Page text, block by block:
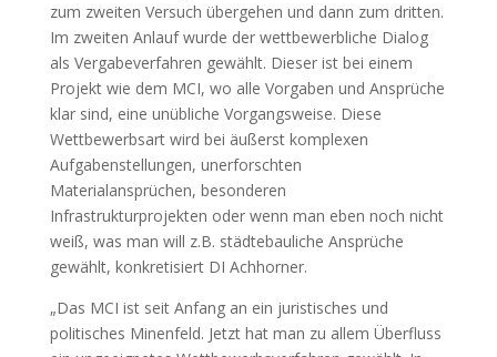
zum zweiten Versuch übergehen und dann zum dritten.
Im zweiten Anlauf wurde der wettbewerbliche Dialog
als Vergabeverfahren gewählt. Dieser ist bei einem
Projekt wie dem MCI, wo alle Vorgaben und Ansprüche
klar sind, eine unübliche Vorgangsweise. Diese
Wettbewerbsart wird bei äußerst komplexen
Aufgabenstellungen, unerforschten
Materialansprüchen, besonderen
Infrastrukturprojekten oder wenn man eben noch nicht
weiß, was man will z.B. städtebauliche Ansprüche
gewählt, konkretisiert DI Achhorner.
„Das MCI ist seit Anfang an ein juristisches und
politisches Minenfeld. Jetzt hat man zu allem Überfluss